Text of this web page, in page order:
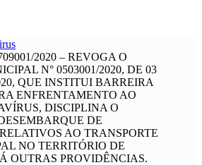
2020 – REVOGA O
N° 0503001/2020, DE 03
QUE INSTITUI BARREIRA
ENFRENTAMENTO AO
DISCIPLINA O
DE
AO TRANSPORTE
NO TERRITÓRIO DE
OUTRAS PROVIDÊNCIAS.